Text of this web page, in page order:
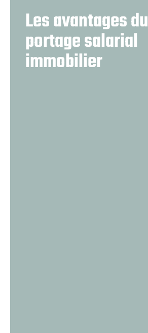
Les avantages du
portage salarial
immobilier